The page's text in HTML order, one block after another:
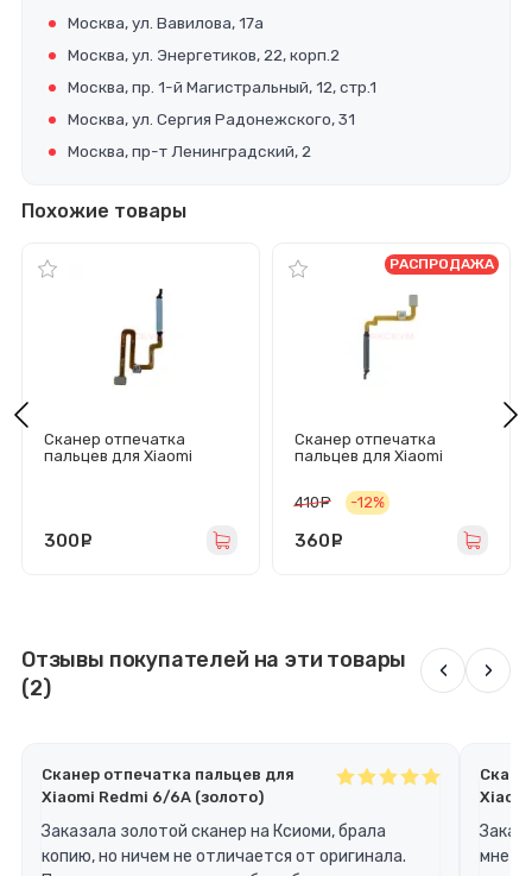
Москва, ул. Вавилова, 17а
Москва, ул. Энергетиков, 22, корп.2
Москва, пр. 1-й Магистральный, 12, стр.1
Москва, ул. Сергия Радонежского, 31
Москва, пр-т Ленинградский, 2
Похожие товары
Сканер отпечатка
пальцев для Xiaomi
300
Сканер отпечатка
пальцев для Xiaomi
10/10S/10T/Poco M3 Pro
5G (серый)
РАСПРОДАЖА
410 руб.
-12%
360
Отзывы покупателей на эти товары
(2)
‹ ›
Сканер отпечатка пальцев для
Xiaomi Redmi 6/6A (золото)
Заказала золотой сканер на Ксиоми, брала
копию, но ничем не отличается от оригинала.
мне